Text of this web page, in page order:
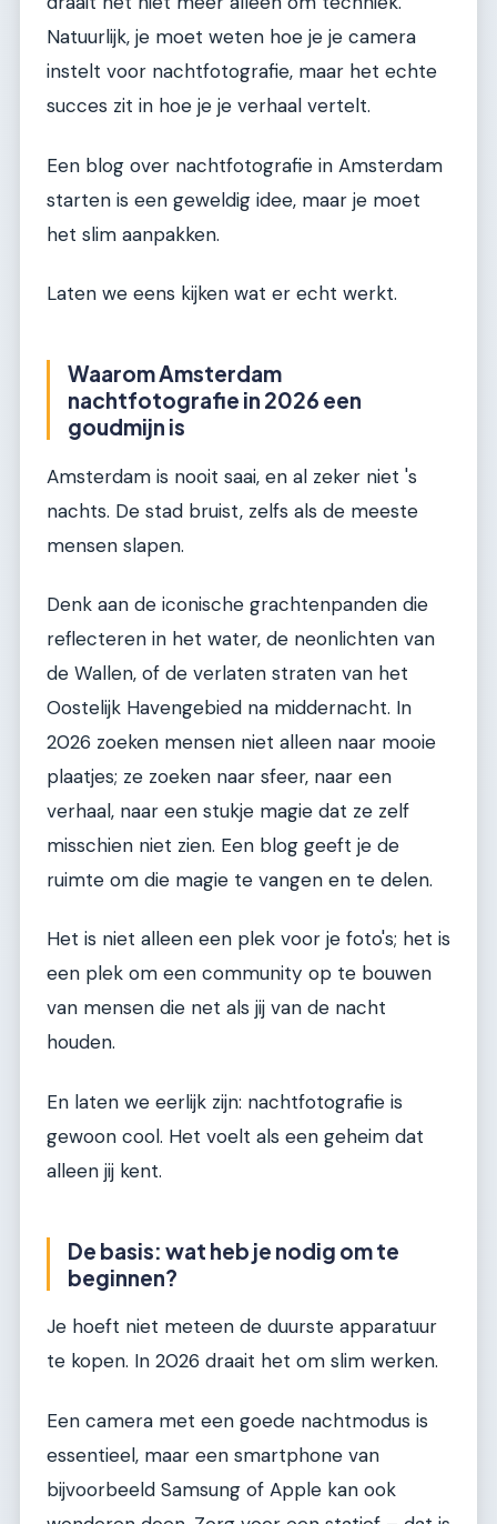
Natuurlijk, je moet weten hoe je je camera
instelt voor nachtfotografie, maar het echte
succes zit in hoe je je verhaal vertelt.
Een blog over nachtfotografie in Amsterdam
starten is een geweldig idee, maar je moet
het slim aanpakken.
Laten we eens kijken wat er echt werkt.
Waarom Amsterdam
nachtfotografie in 2026 een
goudmijn is
Amsterdam is nooit saai, en al zeker niet 's
nachts. De stad bruist, zelfs als de meeste
mensen slapen.
Denk aan de iconische grachtenpanden die
reflecteren in het water, de neonlichten van
de Wallen, of de verlaten straten van het
Oostelijk Havengebied na middernacht. In
2026 zoeken mensen niet alleen naar mooie
plaatjes; ze zoeken naar sfeer, naar een
verhaal, naar een stukje magie dat ze zelf
misschien niet zien. Een blog geeft je de
ruimte om die magie te vangen en te delen.
Het is niet alleen een plek voor je foto's; het is
een plek om een community op te bouwen
van mensen die net als jij van de nacht
houden.
En laten we eerlijk zijn: nachtfotografie is
gewoon cool. Het voelt als een geheim dat
alleen jij kent.
De basis: wat heb je nodig om te
beginnen?
Je hoeft niet meteen de duurste apparatuur
te kopen. In 2026 draait het om slim werken.
Een camera met een goede nachtmodus is
essentieel, maar een smartphone van
bijvoorbeeld Samsung of Apple kan ook